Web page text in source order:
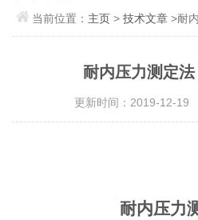
当前位置： 主页 >技术文章 >耐
耐内压力测定法
更新时间：2019-12-
耐内压力